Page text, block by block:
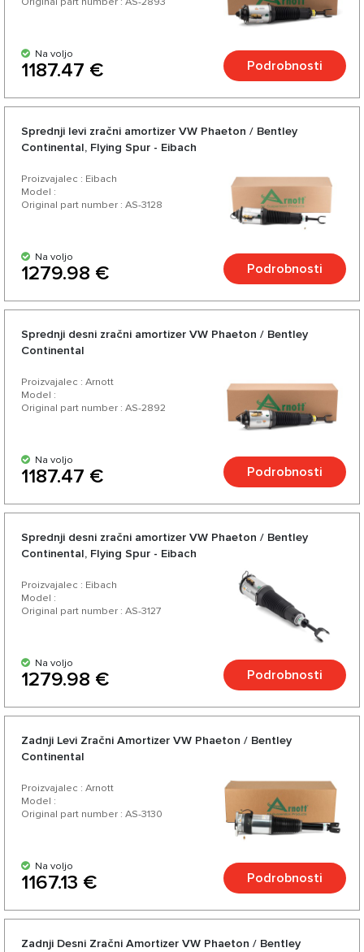
Na voljo
1187.47 € Podrobnosti
Sprednji levi zračni amortizer VW Phaeton / Bentley
Continental, Flying Spur - Eibach
Proizvajalec : Eibach
Model :
Original part number : AS-3128
Na voljo
1279.98 € Podrobnosti
Sprednji desni zračni amortizer VW Phaeton / Bentley
Continental
Proizvajalec : Arnott
Model :
Original part number : AS-2892
Na voljo
1187.47 € Podrobnosti
Sprednji desni zračni amortizer VW Phaeton / Bentley
Continental, Flying Spur - Eibach
Proizvajalec : Eibach
Model :
Original part number : AS-3127
Na voljo
1279.98 € Podrobnosti
Zadnji Levi Zračni Amortizer VW Phaeton / Bentley
Continental
Proizvajalec : Arnott
Model :
Original part number : AS-3130
Na voljo
1167.13 € Podrobnosti
Zadnji Desni Zračni Amortizer VW Phaeton / Bentley